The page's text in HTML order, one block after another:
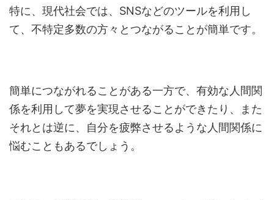
特に、現代社会では、SNSなどのツールを利用し
て、不特定多数の方々とつながることが簡単です。
簡単につながれることがある一方で、有効な人間関
係を利用して夢を実現させることができたり、また
それとは逆に、自分を疲弊させるような人間関係に
悩むこともあるでしょう。